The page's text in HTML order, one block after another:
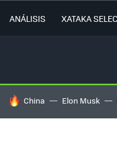
ANÁLISIS XATAKA
HOY SE HABLA DE
China Elon Musk